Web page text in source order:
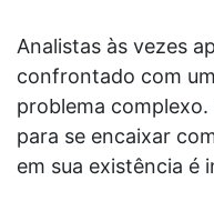
Analistas às vezes
confrontado com
problema
para se encaixar
em sua existência é